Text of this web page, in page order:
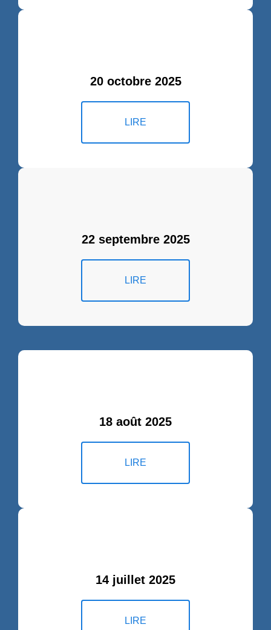
20 octobre 2025
LIRE
22 septembre 2025
LIRE
18 août 2025
LIRE
14 juillet 2025
LIRE